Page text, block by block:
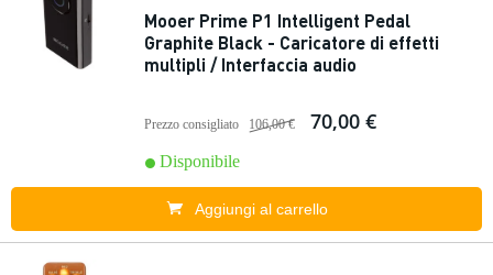
Mooer Prime P1 Intelligent Pedal
Graphite Black - Caricatore di effetti
multipli / Interfaccia audio
Prezzo consigliato 106,00 € 70,00 €
Disponibile
Aggiungi al carrello